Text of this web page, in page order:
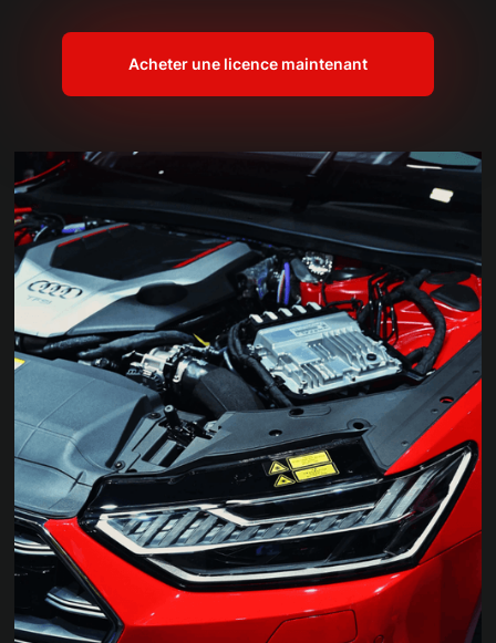
Acheter une licence maintenant